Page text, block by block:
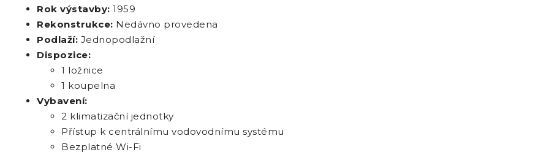
Rok výstavby: 1959
Rekonstrukce: Nedávno provedena
Podlaží: Jednopodlažní
Dispozice:
1 ložnice
1 koupelna
Vybavení:
2 klimatizační jednotky
Přístup k centrálnímu vodovodnímu systému
Bezplatné Wi-Fi